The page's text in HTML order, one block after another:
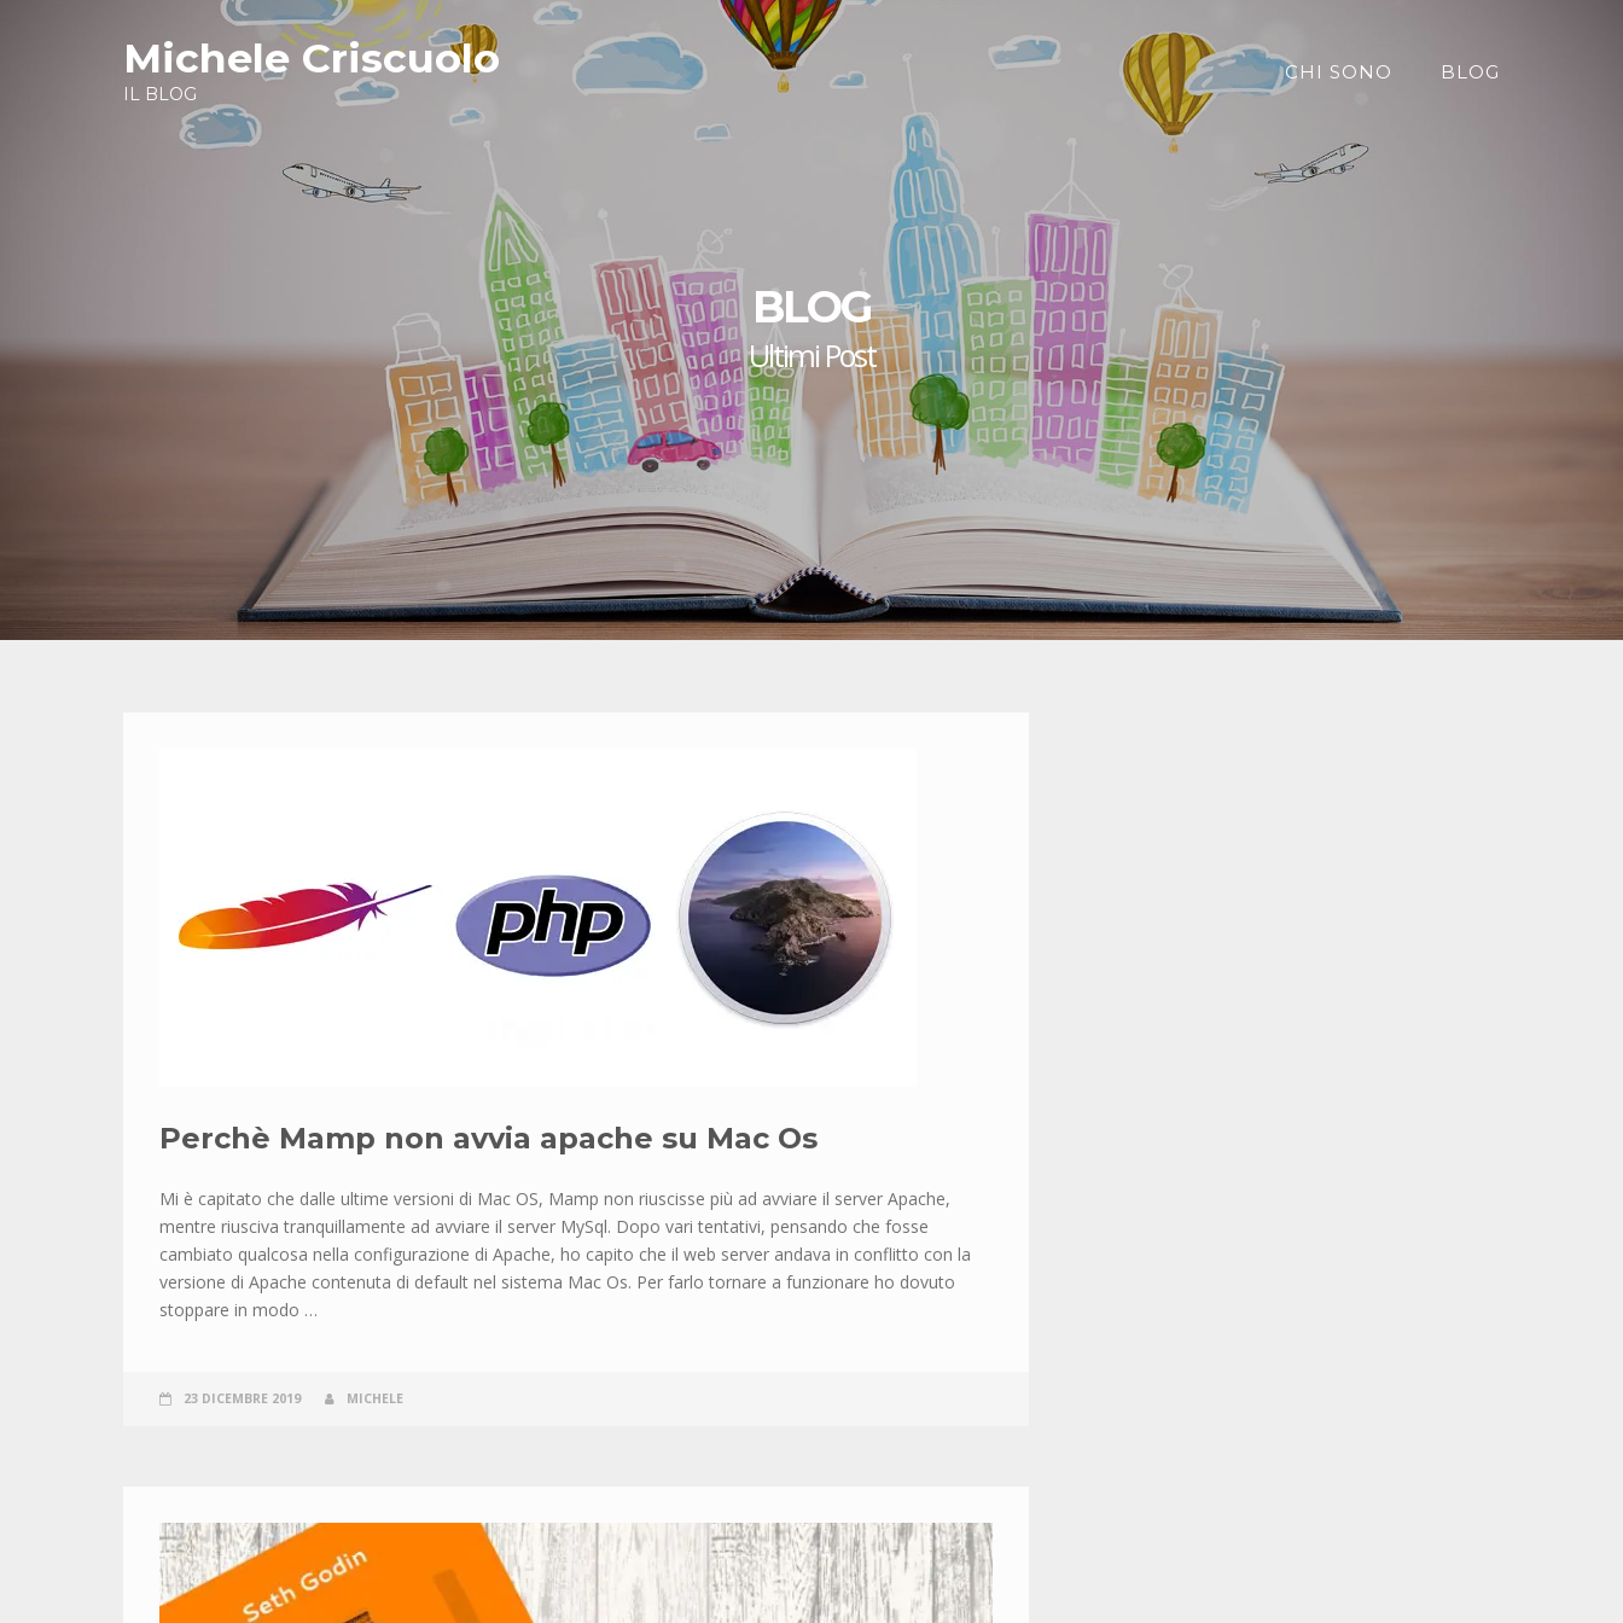
Michele Criscuolo
IL BLOG
CHI SONO BLOG
BLOG
Ultimi Post
Perchè Mamp non avvia apache su Mac Os
Mi è capitato che dalle ultime versioni di Mac OS, Mamp non riuscisse più ad avviare il server Apache,
mentre riusciva tranquillamente ad avviare il server MySql. Dopo vari tentativi, pensando che fosse
cambiato qualcosa nella configurazione di Apache, ho capito che il web server andava in conflitto con la
versione di Apache contenuta di default nel sistema Mac Os. Per farlo tornare a funzionare ho dovuto
stoppare in modo …
23 DICEMBRE 2019 MICHELE